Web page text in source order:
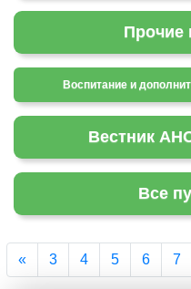
Прочие
Воспитание и
Вестник
Все
«Previous
3 4 5 6 7